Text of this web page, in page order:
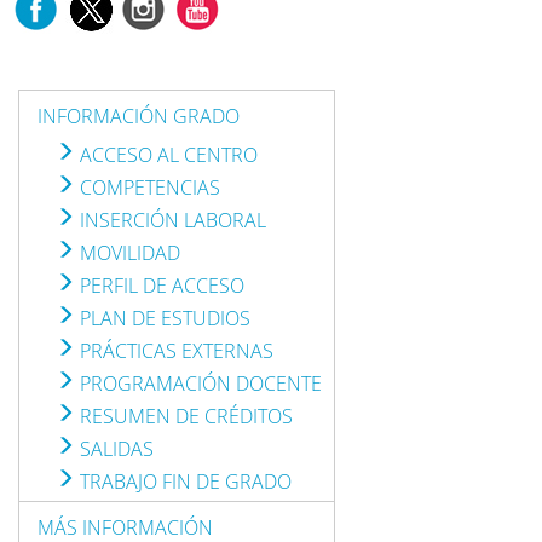
INFORMACIÓN GRADO
ACCESO AL CENTRO
COMPETENCIAS
INSERCIÓN LABORAL
MOVILIDAD
PERFIL DE ACCESO
PLAN DE ESTUDIOS
PRÁCTICAS EXTERNAS
PROGRAMACIÓN DOCENTE
RESUMEN DE CRÉDITOS
SALIDAS
TRABAJO FIN DE GRADO
MÁS INFORMACIÓN